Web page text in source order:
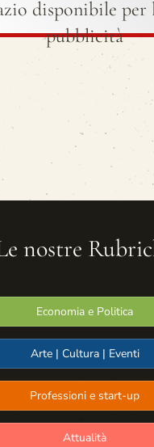
disponibile per
pubblicità
nostre
Economia e Politica
Arte | Cultura | Eventi
Professioni e start-up
Attualità